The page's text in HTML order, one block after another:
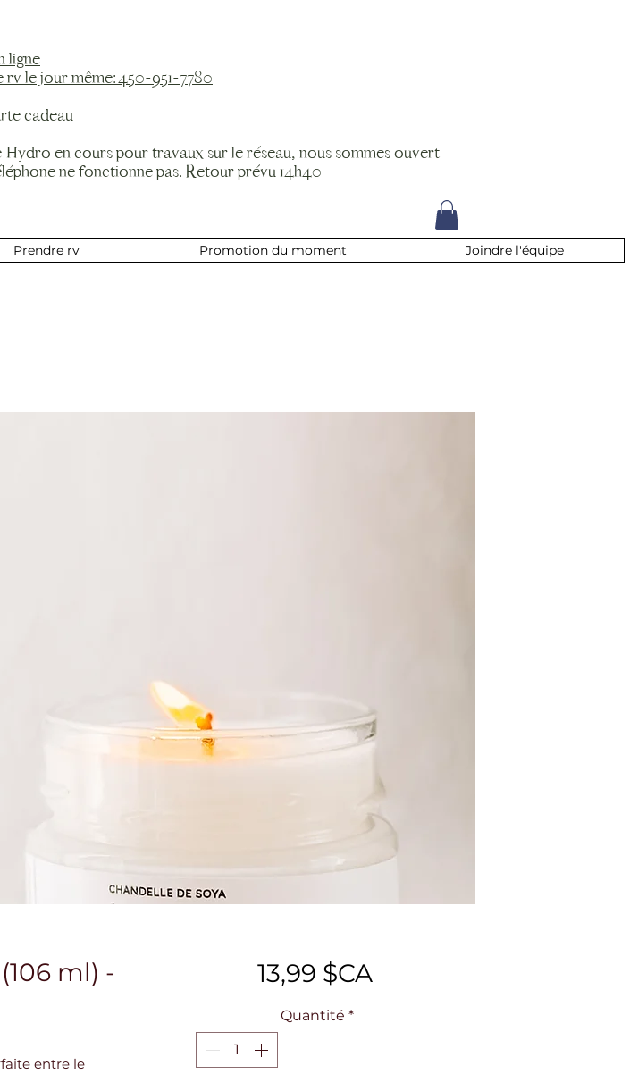
ligne
rv le jour même: 450-951-7780
cadeau
Hydro en cours pour travaux sur le réseau, nous sommes ouvert
ne fonctionne pas. Retour prévu 14h40
Prendre rv Promotion du moment Joindre l'équipe
ml) -
entre le
13,99 $CAPrix
Quantité *